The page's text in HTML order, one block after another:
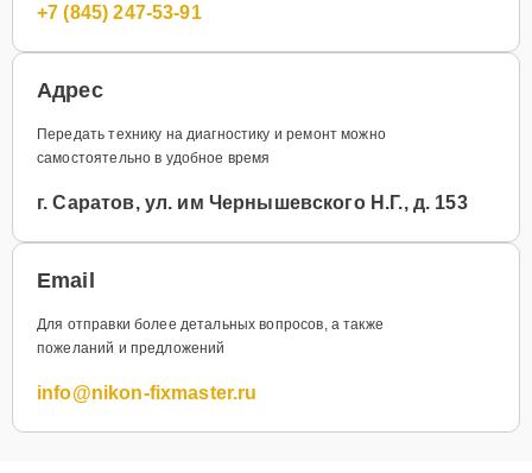
+7 (845) 247-53-91
Адрес
Передать технику на диагностику и ремонт можно
самостоятельно в удобное время
г. Саратов, ул. им Чернышевского Н.Г., д. 153
Email
Для отправки более детальных вопросов, а также
пожеланий и предложений
info@nikon-fixmaster.ru